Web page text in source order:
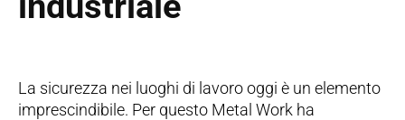
La sicurezza nei luoghi di lavoro oggi è un elemento
imprescindibile. Per questo Metal Work ha